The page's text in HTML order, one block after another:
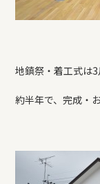
地鎮祭・着工式は3
約半年で、完成・